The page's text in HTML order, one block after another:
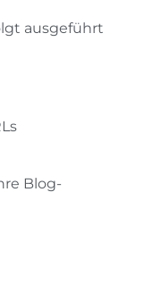
ausgeführt
Blog-